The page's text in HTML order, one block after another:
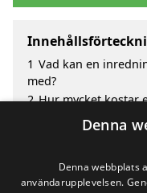
1 Vad kan en
med?
2 Hur mycket kostar
Fördelar med att
Sök efter en
omgivande städerna
Denna
Denna webbplats
användarupplevelsen.